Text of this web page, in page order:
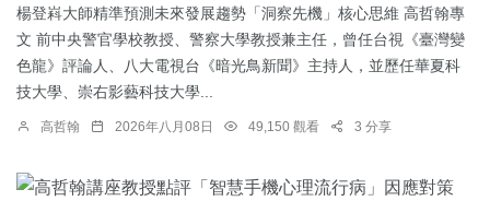
楊登嵙大師精準預測未來發展趨勢「洞察先機」核心思維 高哲翰專
文 前中央警官學校教授、警察大學教授兼主任，曾任台視《臺灣變
色龍》評論人、八大電視台《暗光鳥新聞》主持人，並歷任華夏科
技大學、崇右影藝科技大學...
高哲翰 2026年八月08日 49,150 觀看 3 分享